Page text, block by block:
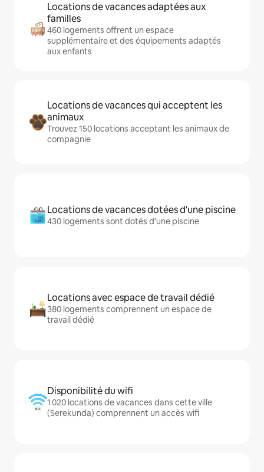
Locations de vacances adaptées aux
familles
460 logements offrent un espace
supplémentaire et des équipements adaptés
aux enfants
Locations de vacances qui acceptent les
animaux
Trouvez 150 locations acceptant les animaux de
compagnie
Locations de vacances dotées d'une piscine
430 logements sont dotés d'une piscine
Locations avec espace de travail dédié
380 logements comprennent un espace de
travail dédié
Disponibilité du wifi
1 020 locations de vacances dans cette ville
(Serekunda) comprennent un accès wifi